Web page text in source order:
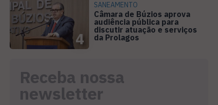
4
SANEAMENTO
Câmara de Búzios aprova
audiência pública para
discutir atuação e serviços
da Prolagos
Receba nossa
newsletter